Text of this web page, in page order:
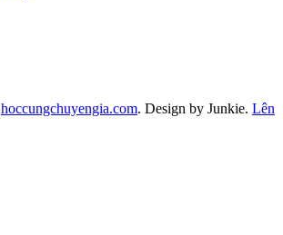
hoccungchuyengia.com. Design by Junkie. Lên